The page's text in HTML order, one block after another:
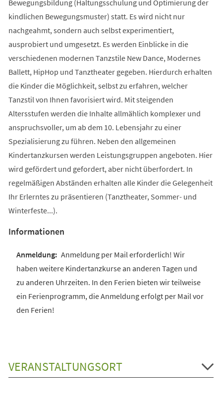
Bewegungsbildung (Haltungsschulung und Optimierung der
kindlichen Bewegungsmuster) statt. Es wird nicht nur
nachgeahmt, sondern auch selbst experimentiert,
ausprobiert und umgesetzt. Es werden Einblicke in die
verschiedenen modernen Tanzstile New Dance, Modernes
Ballett, HipHop und Tanztheater gegeben. Hierdurch erhalten
die Kinder die Möglichkeit, selbst zu erfahren, welcher
Tanzstil von Ihnen favorisiert wird. Mit steigenden
Altersstufen werden die Inhalte allmählich komplexer und
anspruchsvoller, um ab dem 10. Lebensjahr zu einer
Spezialisierung zu führen. Neben den allgemeinen
Kindertanzkursen werden Leistungsgruppen angeboten. Hier
wird gefördert und gefordert, aber nicht überfordert. In
regelmäßigen Abständen erhalten alle Kinder die Gelegenheit
Ihr Erlerntes zu präsentieren (Tanztheater, Sommer- und
Winterfeste...).
Informationen
Anmeldung per Mail erforderlich! Wir
haben weitere Kindertanzkurse an anderen Tagen und
zu anderen Uhrzeiten. In den Ferien bieten wir teilweise
ein Ferienprogramm, die Anmeldung erfolgt per Mail vor
den Ferien!
VERANSTALTUNGSORT